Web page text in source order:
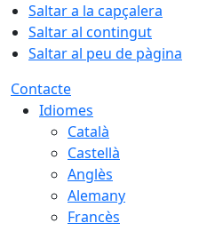
Saltar a la capçalera
Saltar al contingut
Saltar al peu de pàgina
Contacte
Idiomes
Català
Castellà
Anglès
Alemany
Francès